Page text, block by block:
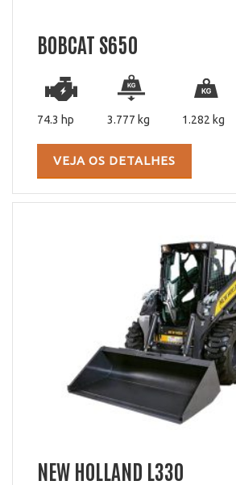
BOBCAT S650
74.3 hp 3.777 kg 1.282 kg
VEJA OS DETALHES
NEW HOLLAND L330